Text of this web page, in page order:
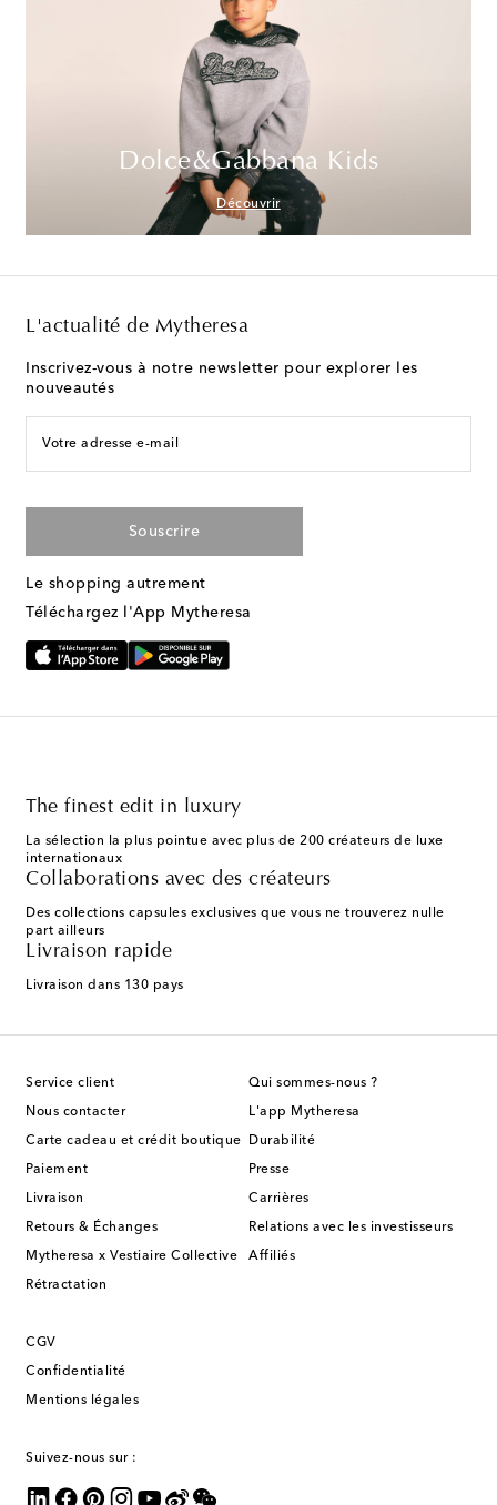
Dolce&Gabbana Kids
Découvrir
L'actualité de Mytheresa
Inscrivez-vous à notre newsletter pour explorer les
nouveautés
Votre adresse e-mail
Souscrire
Le shopping autrement
Téléchargez l'App Mytheresa
The finest edit in luxury
La sélection la plus pointue avec plus de 200 créateurs de luxe
internationaux
Collaborations avec des créateurs
Des collections capsules exclusives que vous ne trouverez nulle
part ailleurs
Livraison rapide
Livraison dans 130 pays
Service client
Nous contacter
Carte cadeau et crédit boutique
Paiement
Livraison
Retours & Échanges
Mytheresa x Vestiaire Collective
Rétractation
Qui sommes-nous ?
L'app Mytheresa
Durabilité
Presse
Carrières
Relations avec les investisseurs
Affiliés
CGV
Confidentialité
Mentions légales
Suivez-nous sur :